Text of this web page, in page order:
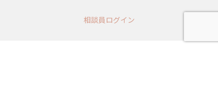
相談員ログイン​​